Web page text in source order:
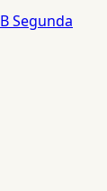
Segunda